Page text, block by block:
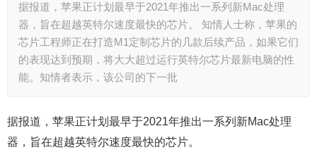
据报道，苹果正计划最早于2021年推出一系列新Mac处理
器，旨在超越英特尔速度最快的芯片。 知情人士称，苹果的
芯片工程师正在打造M1定制芯片的几款后续产品，如果它们
的表现达到预期，将大大超过运行英特尔芯片最新电脑的性
能。知情者表示，该公司的下一批
据报道，苹果正计划最早于2021年推出一系列新Mac处理
器，旨在超越英特尔速度最快的芯片。